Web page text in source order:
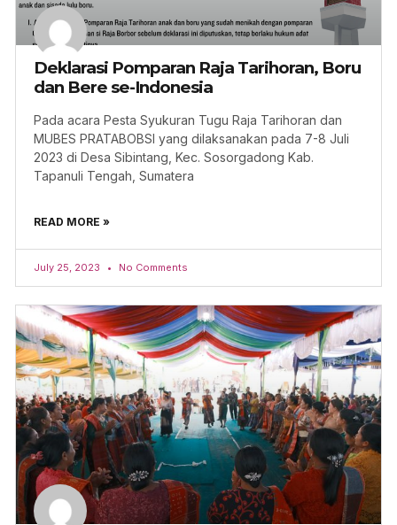
Deklarasi Pomparan Raja Tarihoran, Boru
dan Bere se-Indonesia
Pada acara Pesta Syukuran Tugu Raja Tarihoran dan
MUBES PRATABOBSI yang dilaksanakan pada 7-8 Juli
2023 di Desa Sibintang, Kec. Sosorgadong Kab.
Tapanuli Tengah, Sumatera
READ MORE »
July 25, 2023 No Comments